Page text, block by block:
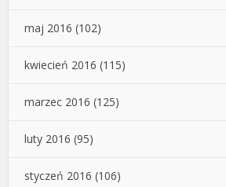
maj 2016 (102)
kwiecień 2016 (115)
marzec 2016 (125)
luty 2016 (95)
styczeń 2016 (106)